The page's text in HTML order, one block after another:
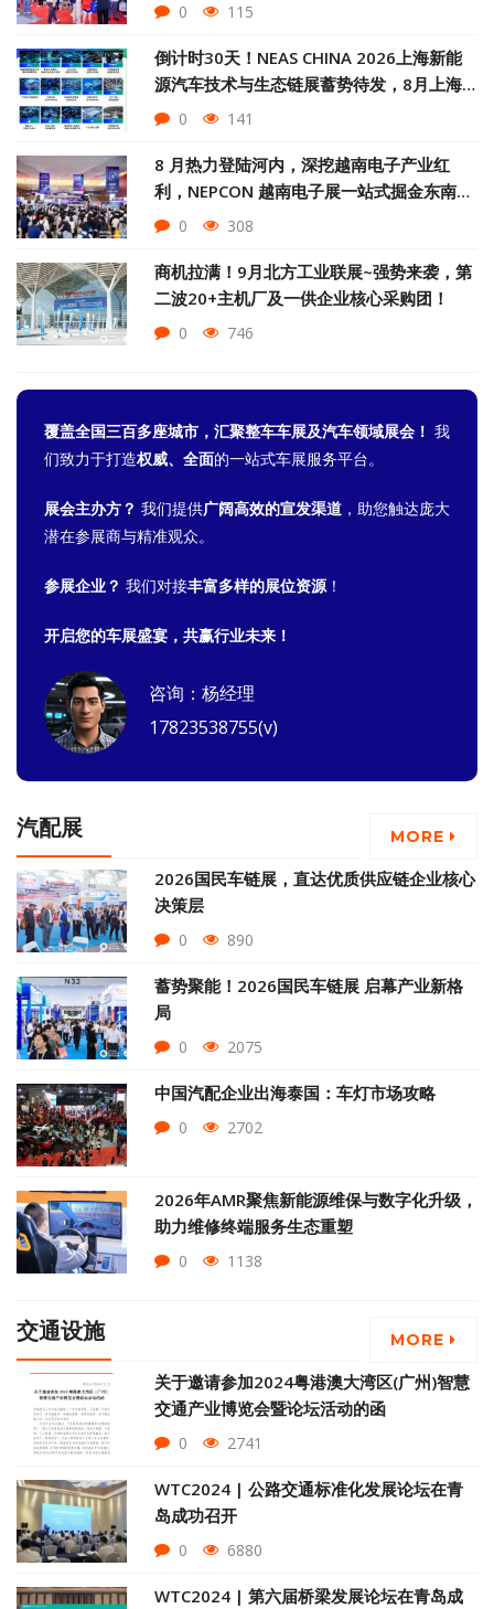
0 115
倒计时30天！NEAS CHINA 2026上海新能
源汽车技术与生态链展蓄势待发，8月上海
见 0 141
8 月热力登陆河内，深挖越南电子产业红
利，NEPCON 越南电子展一站式掘金东南亚
智造市场
0 308
商机拉满！9月北方工业联展~强势来袭，第
二波20+主机厂及一供企业核心采购团！
0 746
覆盖全国三百多座城市，汇聚整车车展及汽车领域展会！ 我
们致力于打造权威、全面的一站式车展服务平台。
展会主办方？ 我们提供广阔高效的宣发渠道 ，助您触达庞大
潜在参展商与精准观众。
参展企业？ 我们对接丰富多样的展位资源！
开启您的车展盛宴，共赢行业未来！
咨询：杨经理
17823538755(v)
汽配展 MORE
2026国民车链展，直达优质供应链企业核心
决策层
0 890
蓄势聚能！2026国民车链展 启幕产业新格
局
0 2075
中国汽配企业出海泰国：车灯市场攻略
0 2702
2026年AMR聚焦新能源维保与数字化升级，
助力维修终端服务生态重塑
0 1138
交通设施 MORE
关于邀请参加2024粤港澳大湾区(广州)智慧
交通产业博览会暨论坛活动的函
0 2741
WTC2024 | 公路交通标准化发展论坛在青
岛成功召开
0 6880
WTC2024 | 第六届桥梁发展论坛在青岛成